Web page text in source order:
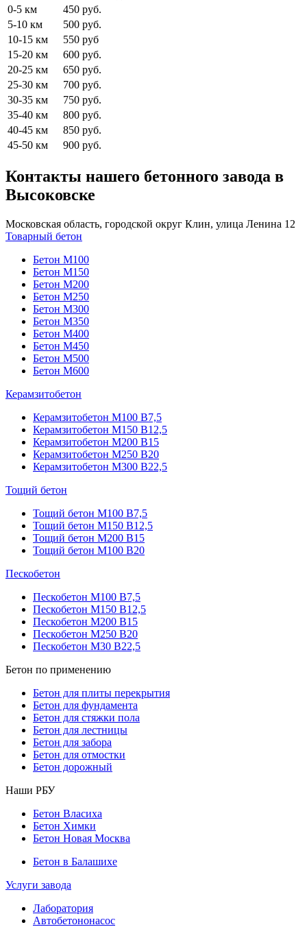
0-5 км
450 руб.
5-10 км
500 руб.
10-15 км
550 руб
15-20 км
600 руб.
20-25 км
650 руб.
25-30 км
700 руб.
30-35 км
750 руб.
35-40 км
800 руб.
40-45 км
850 руб.
45-50 км
900 руб.
Контакты нашего бетонного завода в
Высоковске
Московская область, городской округ Клин, улица Ленина 12
Товарный бетон
Бетон М100
Бетон М150
Бетон М200
Бетон М250
Бетон М300
Бетон М350
Бетон М400
Бетон М450
Бетон М500
Бетон М600
Керамзитобетон
Керамзитобетон М100 В7,5
Керамзитобетон М150 В12,5
Керамзитобетон М200 В15
Керамзитобетон М250 В20
Керамзитобетон М300 В22,5
Тощий бетон
Тощий бетон М100 В7,5
Тощий бетон М150 В12,5
Тощий бетон М200 В15
Тощий бетон М100 В20
Пескобетон
Пескобетон М100 В7,5
Пескобетон М150 В12,5
Пескобетон М200 В15
Пескобетон М250 В20
Пескобетон М30 В22,5
Бетон по применению
Бетон для плиты перекрытия
Бетон для фундамента
Бетон для стяжки пола
Бетон для лестницы
Бетон для забора
Бетон для отмостки
Бетон дорожный
Наши РБУ
Бетон Власиха
Бетон Химки
Бетон Новая Москва
Бетон в Балашихе
Услуги завода
Лаборатория
Автобетононасос